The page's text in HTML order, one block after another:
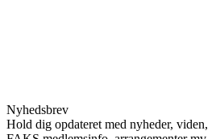
Nyhedsbrev
Hold dig opdateret med nyheder, viden,